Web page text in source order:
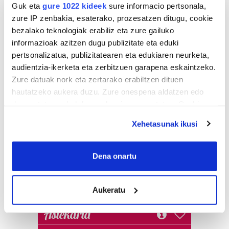
Guk eta gure 1022 kideek sure informacio pertsonala,
zure IP zenbakia, esaterako, prozesatzen ditugu, cookie
bezalako teknologiak erabiliz eta zure gailuko
informazioak azitzen dugu publizitate eta eduki
pertsonalizatua, publizitatearen eta edukiaren neurketa,
audientzia-ikerketa eta zerbitzuen garapena eskaintzeko.
Zure datuak nork eta zertarako erabiltzen dituen
hautatzeko aukera duzu. Zure onespena aldatzen edo
If you allow, we would also like to:
Collect information about your geographical
meters
Identify your device by actively scanning it for
specific characteristics (fingerprinting)
Find out more about how your personal data is processed
Xehetasunak ikusi
Dena onartu
Aukeratu
Astekaria